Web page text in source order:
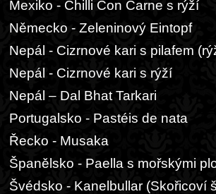
Mexiko - Chilli Con Carne s rýží
Německo - Zeleninový Eintopf
Nepál - Cizrnové kari s pilafem
Nepál - Cizrnové kari s rýží
Nepál – Dal Bhat Tarkari
Portugalsko - Pastéis de nata
Řecko - Musaka
Španělsko - Paella s mořskými
Švédsko - Kanelbullar (Skořicoví